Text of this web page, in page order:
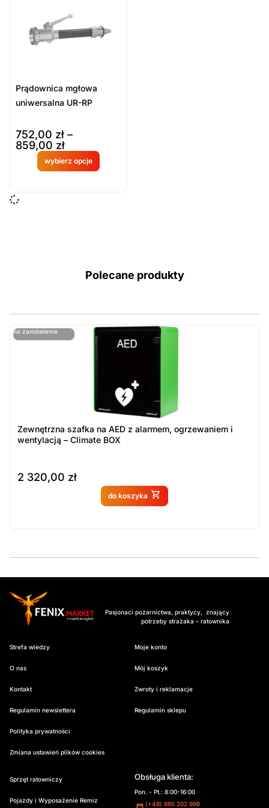
Cena
Kategorie Produktów
Prądownice
Sprzęt ratowniczy
Prądownica mgłowa
uniwersalna UR-RP
752,00 zł –
859,00 zł
wybierz opcje
Produkt
dostępny
Polecane produkty
na zamówienie
ostatnie sztuki
Zewnętrzna szafka na AED z alarmem, ogrzewaniem i
wentylacją – Climate BOX
2 320,00 zł
do koszyka
Produkt dostępny na
Pasjonaci pożarnictwa, praktycy, znający
potrzeby strażaka – ratownika
Strefa wiedzy
O nas
Kontakt
Regulamin newslettera
Polityka prywatności
Zmiana ustawień plików cookies
Moje konto
Mój koszyk
Zwroty i reklamacje
Regulamin sklepu
Sprzęt ratowniczy
Pojazdy i Wyposażenie Remiz
Obsługa klienta:
Pon. - Pt.: 8:00-16:00
(+48) 885 202 998